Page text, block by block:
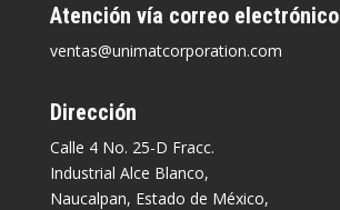
Atención vía correo electrónico
ventas@unimatcorporation.com
Dirección
Calle 4 No. 25-D Fracc.
Industrial Alce Blanco,
Naucalpan, Estado de México,